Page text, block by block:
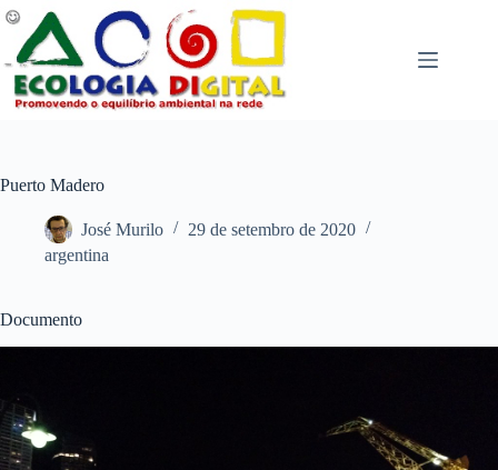
Pular
para
conteúdo
Puerto Madero
José Murilo
29 de setembro de 2020
argentina
Documento